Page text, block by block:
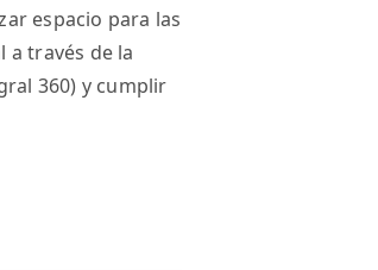
espacio para las
a través de la
360) y cumplir